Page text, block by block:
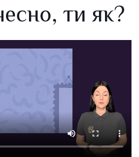
ти як?